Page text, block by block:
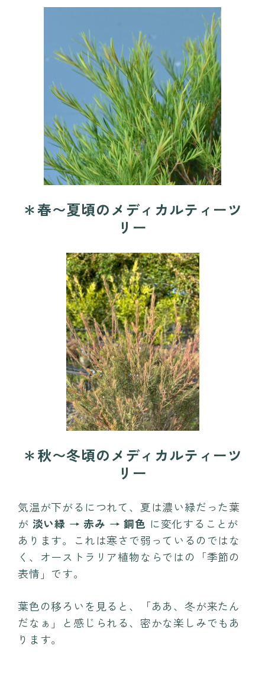
＊春〜夏頃のメディカルティーツ
リー
＊秋〜冬頃のメディカルティーツ
リー
気温が下がるにつれて、夏は濃い緑だった葉
が 淡い緑 → 赤み → 銅色 に変化することが
あります。これは寒さで弱っているのではな
く、オーストラリア植物ならではの「季節の
表情」です。
葉色の移ろいを見ると、「ああ、冬が来たん
だなぁ」と感じられる、密かな楽しみでもあ
ります。